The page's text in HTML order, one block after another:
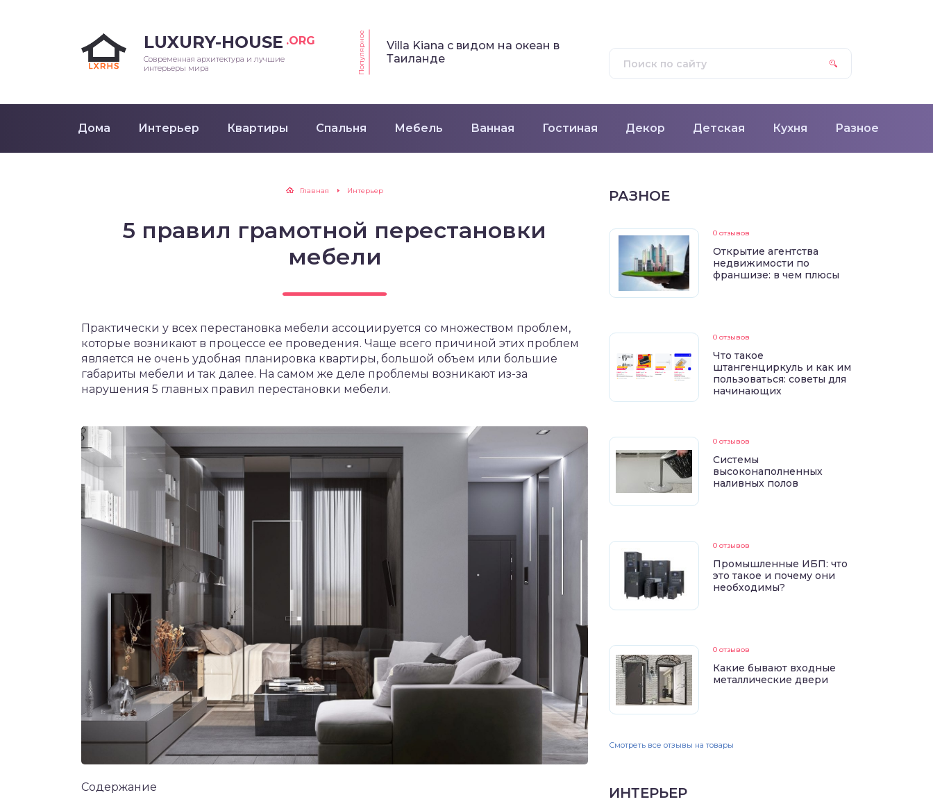
LUXURY-HOUSE .ORG
Современная архитектура и лучшие
интерьеры мира
Популярное
Villa Kiana с видом на океан в
Таиланде
Дома Интерьер Квартиры Спальня Мебель Ванная Гостиная Декор Детская Кухня Разное
Главная Интерьер
5 правил грамотной перестановки
мебели
Практически у всех перестановка мебели ассоциируется со множеством проблем,
которые возникают в процессе ее проведения. Чаще всего причиной этих проблем
является не очень удобная планировка квартиры, большой объем или большие
габариты мебели и так далее. На самом же деле проблемы возникают из-за
нарушения 5 главных правил перестановки мебели.
Содержание
РАЗНОЕ
0 отзывов
Открытие агентства
недвижимости по
франшизе: в чем плюсы
0 отзывов
Что такое
штангенциркуль и как им
пользоваться: советы для
начинающих
0 отзывов
Системы
высоконаполненных
наливных полов
0 отзывов
Промышленные ИБП: что
это такое и почему они
необходимы?
0 отзывов
Какие бывают входные
металлические двери
Смотреть все отзывы на товары
ИНТЕРЬЕР